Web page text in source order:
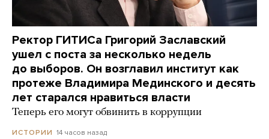
Ректор ГИТИСа Григорий Заславский
ушел с поста за несколько недель
до выборов. Он возглавил институт как
протеже Владимира Мединского и десять
лет старался нравиться власти
Теперь его могут обвинить в коррупции
ИСТОРИИ 14 часов назад